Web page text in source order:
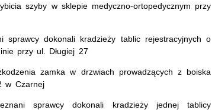
szyby w sklepie medyczno-ortopedycznym przy
dokonali kradzieży tablic rejestracyjnych o
przy ul. Długiej 27
zamka w drzwiach prowadzących z boiska
w Czarnej
sprawcy dokonali kradzieży jednej tablicy